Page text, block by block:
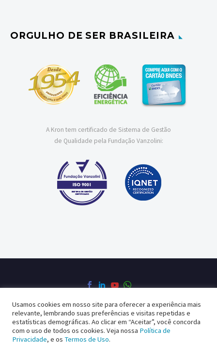
ORGULHO DE SER BRASILEIRA
A Kron tem certificado de Sistema de Gestão
de Qualidade pela Fundação Vanzolini:
Política de Privacidade Política da Qualidade
Usamos cookies em nosso site para oferecer a experiência mais
relevante, lembrando suas preferências e visitas repetidas e
estatísticas demográficas. Ao clicar em “Aceitar”, você concorda
com o uso de todos os cookies. Veja nossa Política de
Privacidade, e os Termos de Uso.